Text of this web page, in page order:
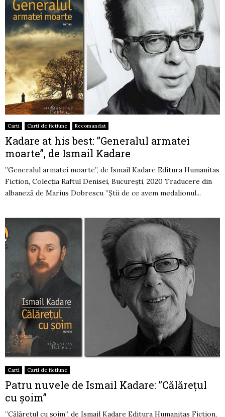
Carti Carti de fictiune Recomandat
Kadare at his best: ”Generalul armatei
moarte”, de Ismail Kadare
”Generalul armatei moarte”, de Ismail Kadare Editura Humanitas
Fiction, Colecția Raftul Denisei, București, 2020 Traducere din
albaneză de Marius Dobrescu ”Știi de ce avem medalionul...
Carti Carti de fictiune
Patru nuvele de Ismail Kadare: ”Călărețul
cu șoim”
”Călărețul cu șoim”, de Ismail Kadare Editura Humanitas Fiction,